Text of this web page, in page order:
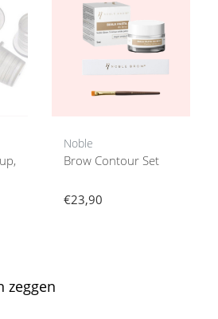
Noble
Brow Contour Set
€23,90
zeggen